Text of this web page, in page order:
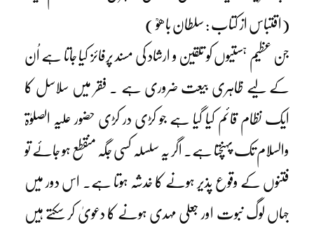
(اقتباس از کتاب : سلطان باھوؒ )
جن عظیم ہستیوں کو تلقین و ارشاد کی مسند پرفائز کیا جاتا ہے اُن
کے لیے ظاہری بیعت ضروری ہے ۔ فقر میں سلاسل کا
ایک نظام قائم کیا گیا ہے جو کڑی در کڑی حضور علیہ الصلوٰۃ
والسلام تک پہنچتا ہے۔ اگر یہ سلسلہ کسی جگہ منقطع ہو جائے تو
فتنوں کے وقوع پذیر ہونے کا خدشہ ہوتا ہے۔ اس دور میں
جہاں لوگ نبوت اور جعلی مہدی ہونے کا دعویٰ کر سکتے ہیں